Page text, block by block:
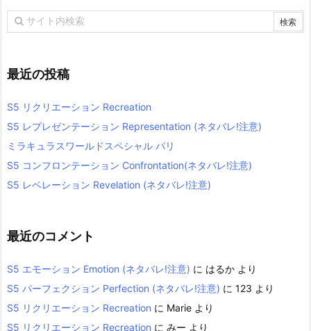
最近の投稿
S5 リクリエーション Recreation
S5 レプレゼンテーション Representation (ネタバレ!注意)
ミラキュラスワールドスペシャル パリ
S5 コンフロンテーション Confrontation(ネタバレ!注意)
S5 レベレーション Revelation (ネタバレ!注意)
最近のコメント
S5 エモーション Emotion (ネタバレ!注意) に はるか より
S5 パーフェクション Perfection (ネタバレ!注意) に 123 より
S5 リクリエーション Recreation に Marie より
S5 リクリエーション Recreation に みー より